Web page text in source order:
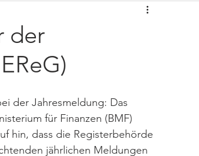
Ertragsteuer
der
der Jahresmeldung: Das
für Finanzen (BMF)
hin, dass die Registerbehörde
jährlichen Meldungen